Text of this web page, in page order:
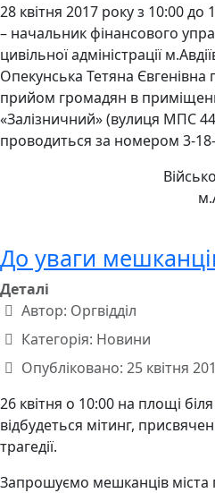
28 квітня 2017 року з 10:00 до
– начальник фінансового
цивільної адміністрації
Опекунська Тетяна Євгенівна
прийом громадян в
«Залізничний» (вулиця МПС
проводиться за номером 3-
До уваги
Деталі
Автор: Оргвідділ
Категорія: Новини
Опубліковано: 25 квітня
26 квітня о 10:00 на площі
відбудеться мітинг,
трагедії.
Запрошуємо мешканців міста